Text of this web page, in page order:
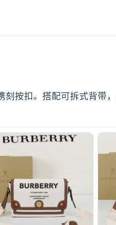
刻按扣。搭配可拆式背带